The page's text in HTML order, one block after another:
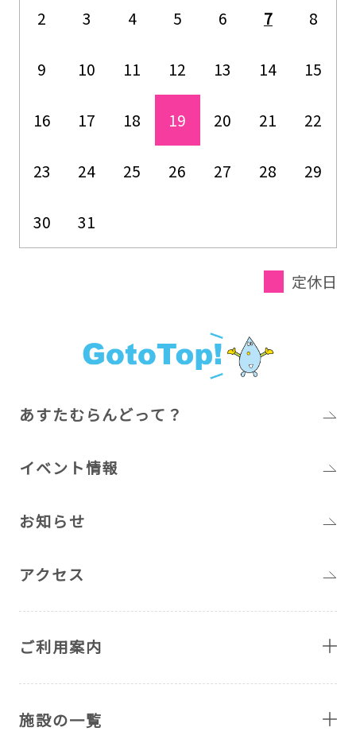
2 3 4 5 6 7 8
9 10 11 12 13 14 15
16 17 18 19 20 21 22
23 24 25 26 27 28 29
30 31
定休日
あすたむらんどって？
イベント情報
お知らせ
アクセス
ご利用案内
施設の一覧